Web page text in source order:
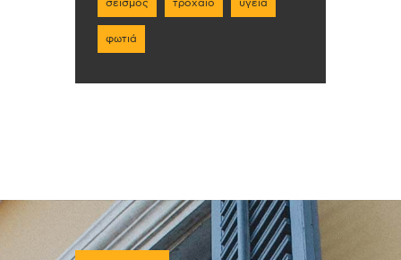
σεισμός τροχαίο υγεία
φωτιά